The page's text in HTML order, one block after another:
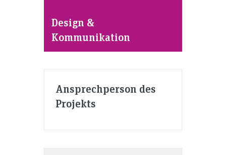
Design &
Kommunikation
Ansprechperson des
Projekts